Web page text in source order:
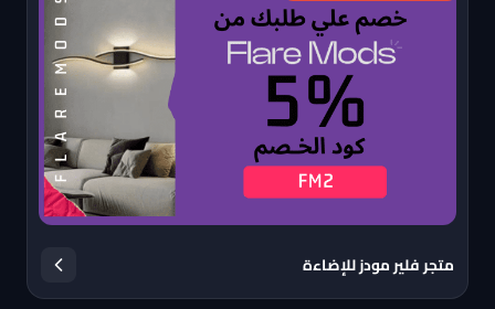
متجر فلير مودز للإضاءة